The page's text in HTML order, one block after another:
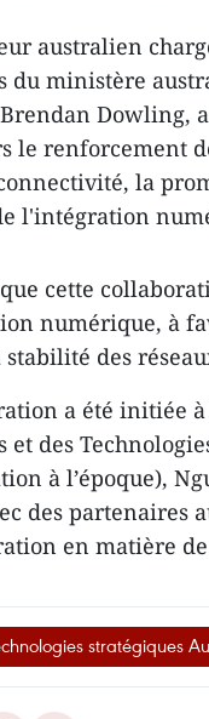
australien
du ministère
Dowling,
le renforcement
la
l'intégration
cette
numérique, à
des
a été initiée
et des
à l’époque),
des partenaires
en matière
stratégiques